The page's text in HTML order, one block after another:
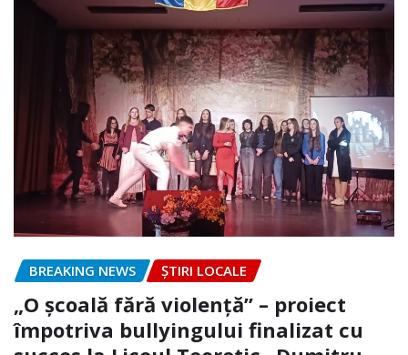
BREAKING NEWS ȘTIRI LOCALE
„O școală fără violență” – proiect
împotriva bullyingului finalizat cu